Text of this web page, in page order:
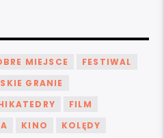
MIEJSCE
FESTIWAL
GRANIE
FILM
KINO
KOLĘDY